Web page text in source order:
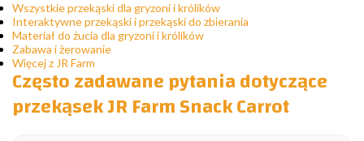
Wszystkie przekąski dla gryzoni i królików
Interaktywne przekąski i przekąski do zbierania
Materiał do żucia dla gryzoni i królików
Zabawa i żerowanie
Więcej z JR Farm
Często zadawane pytania dotyczące
przekąsek JR Farm Snack Carrot